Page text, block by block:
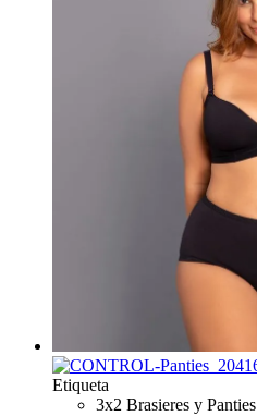
Etiqueta
3x2 Brasieres y Panties